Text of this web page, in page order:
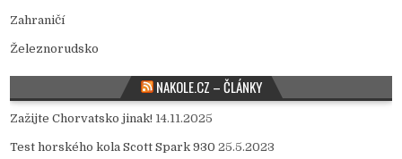
Zahraničí
Železnorudsko
NAKOLE.CZ – ČLÁNKY
Zažijte Chorvatsko jinak! 14.11.2025
Test horského kola Scott Spark 930 25.5.2023